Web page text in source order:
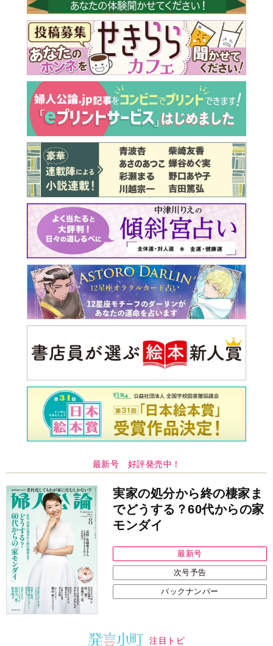
最新号 好評発売中！
実家の処分から終の棲家ま
でどうする？60代からの家
モンダイ
最新号
次号予告
バックナンバー
注目トピ